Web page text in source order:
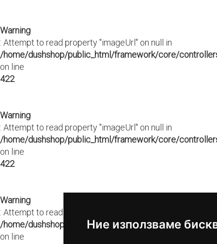
Ние използваме
Warning
: Attempt to read property "imageUrl" on null in
/home/dushshop/public_html/framework/core/
on line
422
Warning
: Attempt to read property "imageUrl" on null in
/home/dushshop/public_html/framework/core/
on line
422
Warning
: Attempt to read property "imageUrl" on null in
/home/dushshop/public_html/framework/core/
on line